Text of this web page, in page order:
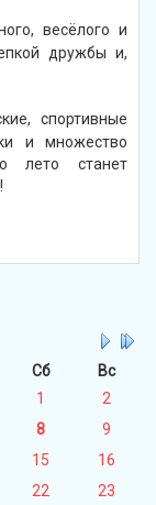
весёлого и
дружбы и,
спортивные
и множество
лето станет
Сб
Вс
1
2
8
9
15
16
22
23